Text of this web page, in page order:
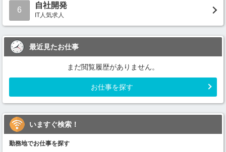
6
自社開発
IT人気求人
最近見たお仕事
まだ閲覧履歴がありません。
お仕事を探す
いますぐ検索！
勤務地でお仕事を探す